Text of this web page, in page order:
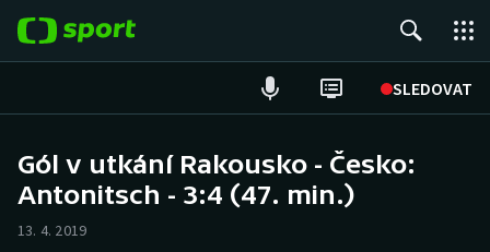
SLEDOVAT
Hokej
Gól v utkání Rakousko - Česko:
Antonitsch - 3:4 (47. min.)
13. 4. 2019